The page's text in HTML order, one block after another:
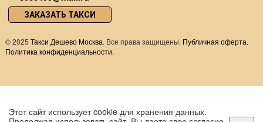
ЗАКАЗАТЬ ТАКСИ
©2025 Такси Дешево Москва. Все права защищены. Публичная оферта.
Политика конфиденциальности.
Этот сайт использует cookie для хранения данных.